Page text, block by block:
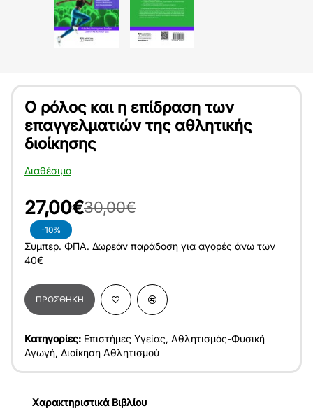
Ο ρόλος και η επίδραση των
επαγγελματιών της αθλητικής
διοίκησης
Διαθέσιμο
-10%
27,00€30,00€
Συμπερ. ΦΠΑ. Δωρεάν παράδοση για αγορές άνω των
40€
ΠΡΟΣΘΉΚΗ
Κατηγορίες: Επιστήμες Υγείας, Αθλητισμός-Φυσική
Αγωγή, Διοίκηση Αθλητισμού
Χαρακτηριστικά Βιβλίου